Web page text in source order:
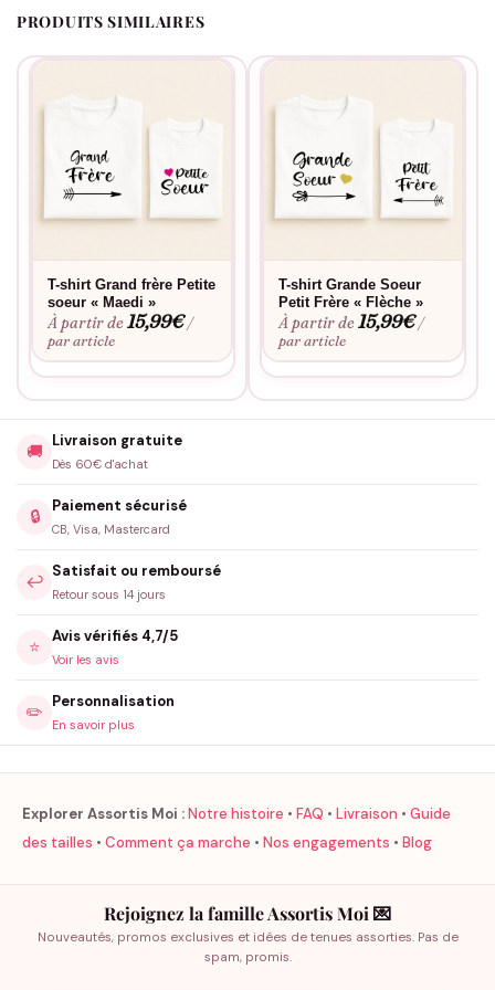
PRODUITS SIMILAIRES
T-shirt Grand frère Petite
soeur « Maedi »
À partir de15,99€ /
par article
T-shirt Grande Soeur
Petit Frère « Flèche »
À partir de15,99€ /
par article
🚚
Livraison gratuite
Dès 60€ d'achat
🔒
Paiement sécurisé
CB, Visa, Mastercard
↩️
Satisfait ou remboursé
Retour sous 14 jours
⭐
Avis vérifiés 4,7/5
Voir les avis
✏️
Personnalisation
En savoir plus
Explorer Assortis Moi :Notre histoire • FAQ • Livraison • Guide
des tailles • Comment ça marche • Nos engagements • Blog
Rejoignez la famille Assortis Moi 💌
Nouveautés, promos exclusives et idées de tenues assorties. Pas de
spam, promis.